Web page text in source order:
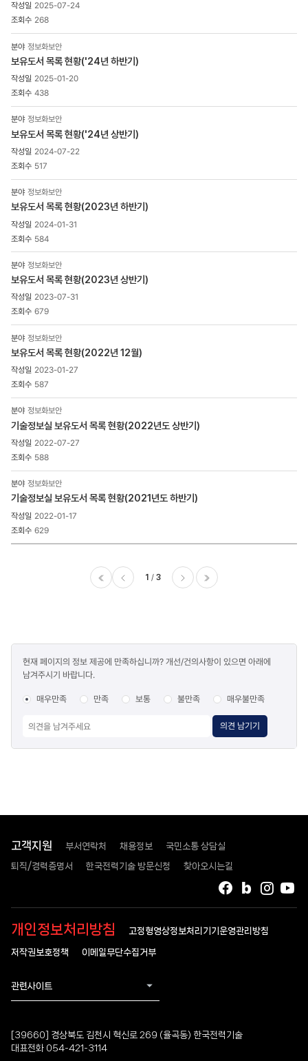
2025-07-24
268
정보화보안
보유도서 목록 현황('24년 하반기)
2025-01-20
438
정보화보안
보유도서 목록 현황('24년 상반기)
2024-07-22
517
정보화보안
보유도서 목록 현황(2023년 하반기)
2024-01-31
584
정보화보안
보유도서 목록 현황(2023년 상반기)
2023-07-31
679
정보화보안
보유도서 목록 현황(2022년 12월)
2023-01-27
587
정보화보안
기술정보실 보유도서 목록 현황(2022년도 상반기)
2022-07-27
588
정보화보안
기술정보실 보유도서 목록 현황(2021년도 하반기)
2022-01-17
629
1 3
만족도
조사
현재 페이지의 정보 제공에 만족하십니까? 개선/건의사항이 있으면 아래에
남겨주시기 바랍니다.
매우만족 만족 보통 불만족 매우불만족
의견 남기기
고객지원 부서연락처 채용정보 국민소통 상담실
퇴직/경력증명서 한국전력기술 방문신청 찾아오시는길
인스
블로그
페이스북
개인정보처리방침 고정형영상정보처리기기운영관리방침
저작권보호정책 이메일무단수집거부
관련사이트
[39660] 경상북도 김천시 혁신로 269 (율곡동) 한국전력기술
대표전화 054-421-3114